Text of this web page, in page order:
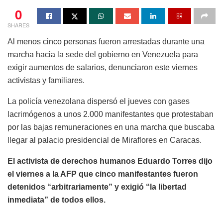
0
SHARES
Al menos cinco personas fueron arrestadas durante una
marcha hacia la sede del gobierno en Venezuela para
exigir aumentos de salarios, denunciaron este viernes
activistas y familiares.
La policía venezolana dispersó el jueves con gases
lacrimógenos a unos 2.000 manifestantes que protestaban
por las bajas remuneraciones en una marcha que buscaba
llegar al palacio presidencial de Miraflores en Caracas.
El activista de derechos humanos Eduardo Torres dijo
el viernes a la AFP que cinco manifestantes fueron
detenidos “arbitrariamente” y exigió “la libertad
inmediata” de todos ellos.